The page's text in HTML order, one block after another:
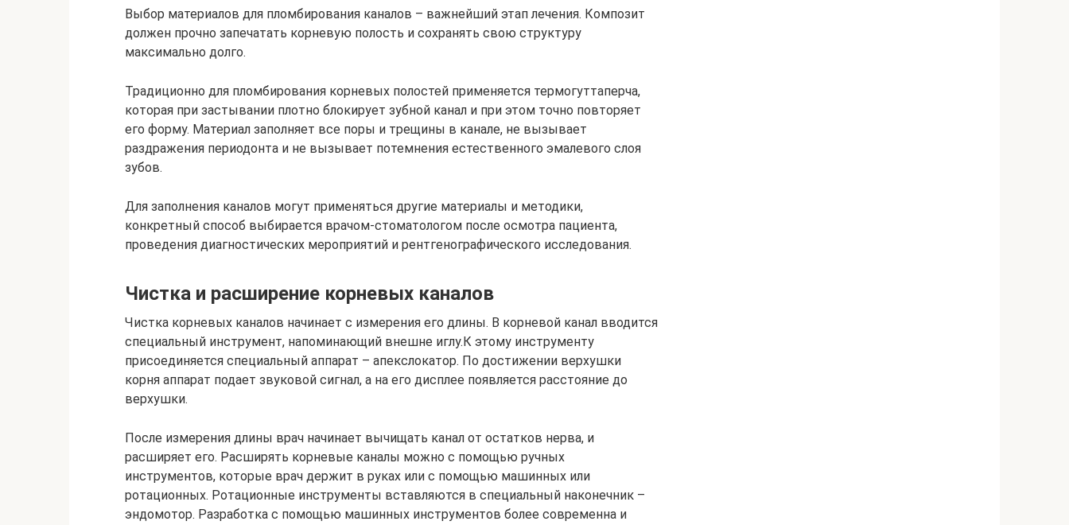
Выбор материалов для пломбирования каналов – важнейший этап лечения. Композит
должен прочно запечатать корневую полость и сохранять свою структуру
максимально долго.
Традиционно для пломбирования корневых полостей применяется термогуттаперча,
которая при застывании плотно блокирует зубной канал и при этом точно повторяет
его форму. Материал заполняет все поры и трещины в канале, не вызывает
раздражения периодонта и не вызывает потемнения естественного эмалевого слоя
зубов.
Для заполнения каналов могут применяться другие материалы и методики,
конкретный способ выбирается врачом-стоматологом после осмотра пациента,
проведения диагностических мероприятий и рентгенографического исследования.
Чистка и расширение корневых каналов
Чистка корневых каналов начинает с измерения его длины. В корневой канал вводится
специальный инструмент, напоминающий внешне иглу.К этому инструменту
присоединяется специальный аппарат – апекслокатор. По достижении верхушки
корня аппарат подает звуковой сигнал, а на его дисплее появляется расстояние до
верхушки.
После измерения длины врач начинает вычищать канал от остатков нерва, и
расширяет его. Расширять корневые каналы можно с помощью ручных
инструментов, которые врач держит в руках или с помощью машинных или
ротационных. Ротационные инструменты вставляются в специальный наконечник –
эндомотор. Разработка с помощью машинных инструментов более современна и